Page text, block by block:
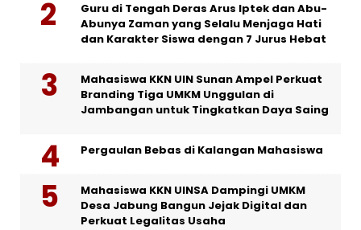
Guru di Tengah Deras Arus Iptek dan Abu-
Abunya Zaman yang Selalu Menjaga Hati
dan Karakter Siswa dengan 7 Jurus Hebat
Mahasiswa KKN UIN Sunan Ampel Perkuat
Branding Tiga UMKM Unggulan di
Jambangan untuk Tingkatkan Daya Saing
Pergaulan Bebas di Kalangan Mahasiswa
Mahasiswa KKN UINSA Dampingi UMKM
Desa Jabung Bangun Jejak Digital dan
Perkuat Legalitas Usaha